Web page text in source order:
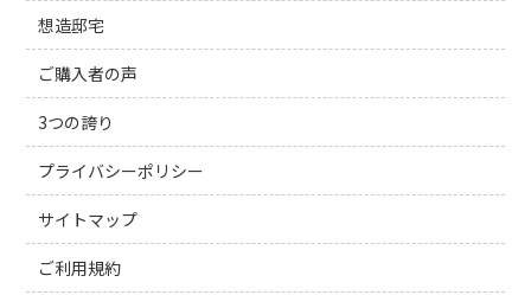
想造邸宅
ご購入者の声
3つの誇り
プライバシーポリシー
サイトマップ
ご利用規約